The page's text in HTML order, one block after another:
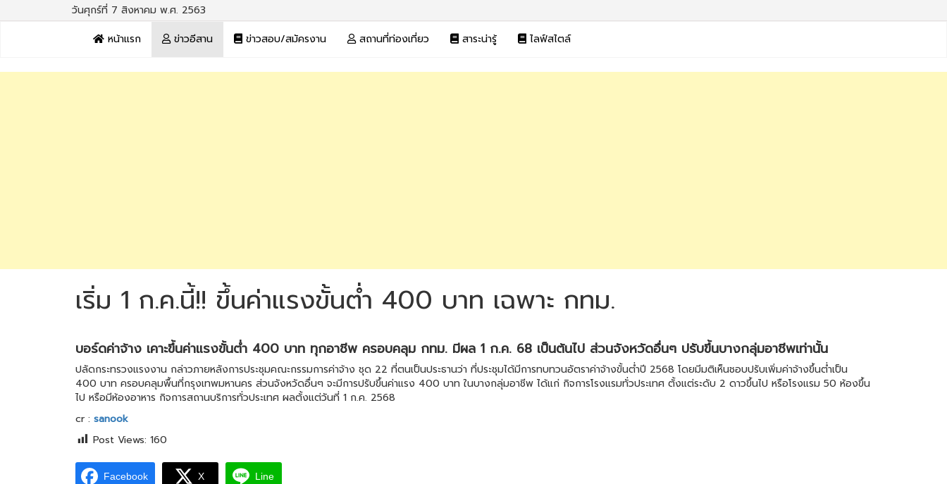
วันศุกร์ที่ 7 สิงหาคม พ.ศ. 2563
หน้าแรก
ข่าวอีสาน ข่าวสอบ/สมัครงาน สถานที่ท่องเที่ยว สาระน่ารู้ ไลฟ์สไตล์
เริ่ม 1 ก.ค.นี้!! ขึ้นค่าแรงขั้นต่ำ 400 บาท เฉพาะ กทม.
บอร์ดค่าจ้าง เคาะขึ้นค่าแรงขั้นต่ำ 400 บาท ทุกอาชีพ ครอบคลุม กทม. มีผล 1 ก.ค. 68 เป็นต้นไป ส่วนจังหวัดอื่นๆ ปรับขึ้นบางกลุ่มอาชีพเท่านั้น
ปลัดกระทรวงแรงงาน กล่าวภายหลังการประชุมคณะกรรมการค่าจ้าง ชุด 22 ที่ตนเป็นประธานว่า ที่ประชุมได้มีการทบทวนอัตราค่าจ้างขั้นต่ำปี 2568 โดยมีมติเห็นชอบปรับเพิ่มค่าจ้างขึ้นต่ำเป็น
400 บาท ครอบคลุมพื้นที่กรุงเทพมหานคร ส่วนจังหวัดอื่นๆ จะมีการปรับขึ้นค่าแรง 400 บาท ในบางกลุ่มอาชีพ ได้แก่ กิจการโรงแรมทั่วประเทศ ตั้งแต่ระดับ 2 ดาวขึ้นไป หรือโรงแรม 50 ห้องขึ้น
ไป หรือมีห้องอาหาร กิจการสถานบริการทั่วประเทศ ผลตั้งแต่วันที่ 1 ก.ค. 2568
cr : sanook
Post Views: 160
Facebook X Line